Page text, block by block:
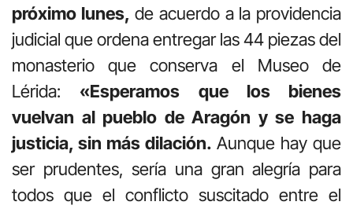
próximo lunes, de acuerdo a la providencia
judicial que ordena entregar las 44 piezas del
monasterio que conserva el Museo de
Lérida: «Esperamos que los bienes
vuelvan al pueblo de Aragón y se haga
justicia, sin más dilación. Aunque hay que
ser prudentes, sería una gran alegría para
todos que el conflicto suscitado entre el